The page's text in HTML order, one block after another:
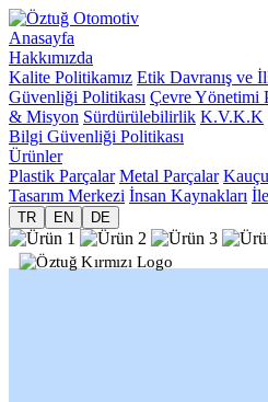
Anasayfa
Hakkımızda
Kalite Politikamız Etik Davranış ve
Güvenliği Politikası Çevre Yönetimi
& Misyon Sürdürülebilirlik K.V.K.K
Bilgi Güvenliği Politikası
Ürünler
Plastik Parçalar Metal Parçalar
Tasarım Merkezi İnsan Kaynakları
TR EN DE